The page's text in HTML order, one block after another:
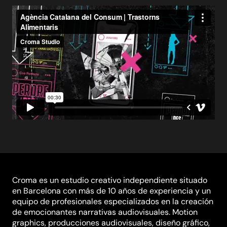
Croma es un estudio creativo independiente situado
en Barcelona con más de 10 años de experiencia y un
equipo de profesionales especializados en la creación
de emocionantes narrativas audiovisuales. Motion
graphics, producciones audiovisuales, diseño gráfico,